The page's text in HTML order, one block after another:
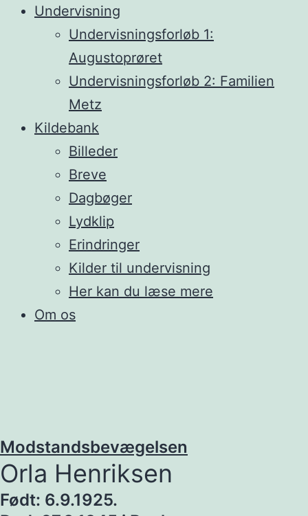
Undervisning
Undervisningsforløb 1:
Augustoprøret
Undervisningsforløb 2: Familien
Metz
Kildebank
Billeder
Breve
Dagbøger
Lydklip
Erindringer
Kilder til undervisning
Her kan du læse mere
Om os
Modstandsbevægelsen
Orla Henriksen
Født: 6.9.1925.